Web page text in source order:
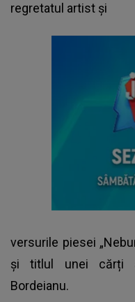
regretatul artist și
versurile piesei
și titlul unei cărți
Bordeianu.